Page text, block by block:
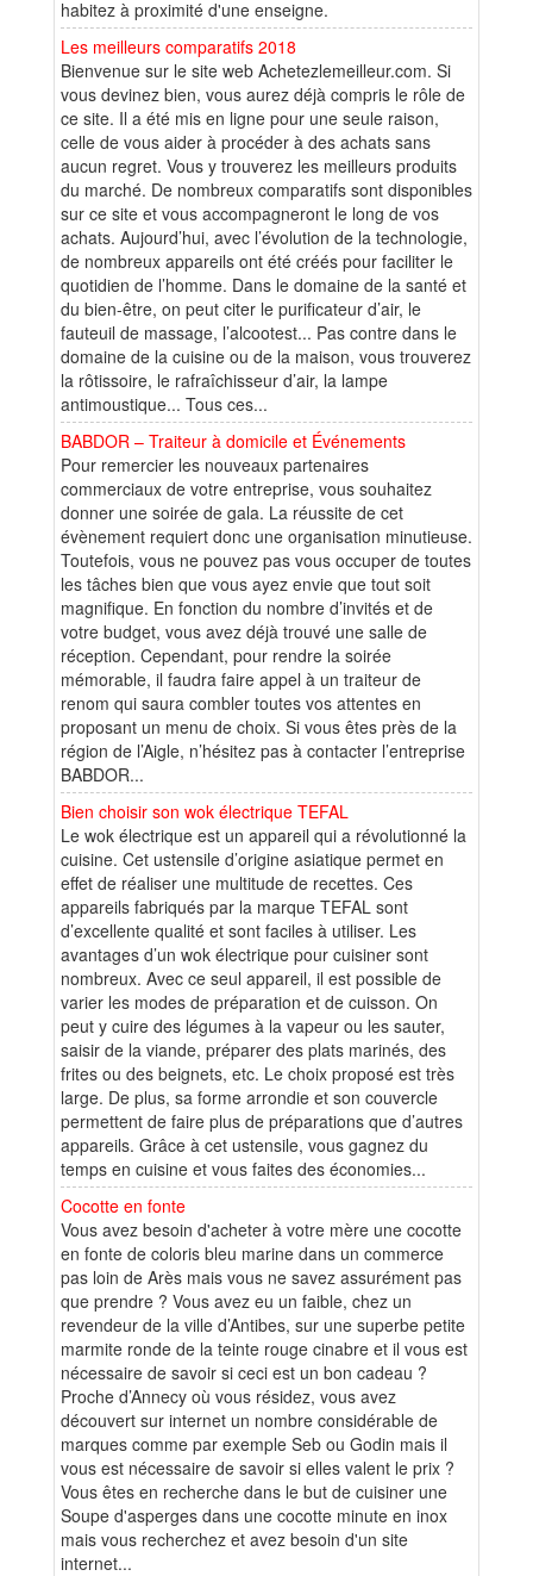
habitez à proximité d'une enseigne.
Les meilleurs comparatifs 2018
Bienvenue sur le site web Achetezlemeilleur.com. Si
vous devinez bien, vous aurez déjà compris le rôle de
ce site. Il a été mis en ligne pour une seule raison,
celle de vous aider à procéder à des achats sans
aucun regret. Vous y trouverez les meilleurs produits
du marché. De nombreux comparatifs sont disponibles
sur ce site et vous accompagneront le long de vos
achats. Aujourd’hui, avec l’évolution de la technologie,
de nombreux appareils ont été créés pour faciliter le
quotidien de l’homme. Dans le domaine de la santé et
du bien-être, on peut citer le purificateur d’air, le
fauteuil de massage, l’alcootest... Pas contre dans le
domaine de la cuisine ou de la maison, vous trouverez
la rôtissoire, le rafraîchisseur d’air, la lampe
antimoustique... Tous ces...
BABDOR – Traiteur à domicile et Événements
Pour remercier les nouveaux partenaires
commerciaux de votre entreprise, vous souhaitez
donner une soirée de gala. La réussite de cet
évènement requiert donc une organisation minutieuse.
Toutefois, vous ne pouvez pas vous occuper de toutes
les tâches bien que vous ayez envie que tout soit
magnifique. En fonction du nombre d’invités et de
votre budget, vous avez déjà trouvé une salle de
réception. Cependant, pour rendre la soirée
mémorable, il faudra faire appel à un traiteur de
renom qui saura combler toutes vos attentes en
proposant un menu de choix. Si vous êtes près de la
région de l’Aigle, n’hésitez pas à contacter l’entreprise
BABDOR...
Bien choisir son wok électrique TEFAL
Le wok électrique est un appareil qui a révolutionné la
cuisine. Cet ustensile d’origine asiatique permet en
effet de réaliser une multitude de recettes. Ces
appareils fabriqués par la marque TEFAL sont
d’excellente qualité et sont faciles à utiliser. Les
avantages d’un wok électrique pour cuisiner sont
nombreux. Avec ce seul appareil, il est possible de
varier les modes de préparation et de cuisson. On
peut y cuire des légumes à la vapeur ou les sauter,
saisir de la viande, préparer des plats marinés, des
frites ou des beignets, etc. Le choix proposé est très
large. De plus, sa forme arrondie et son couvercle
permettent de faire plus de préparations que d’autres
appareils. Grâce à cet ustensile, vous gagnez du
temps en cuisine et vous faites des économies...
Cocotte en fonte
Vous avez besoin d'acheter à votre mère une cocotte
en fonte de coloris bleu marine dans un commerce
pas loin de Arès mais vous ne savez assurément pas
que prendre ? Vous avez eu un faible, chez un
revendeur de la ville d’Antibes, sur une superbe petite
marmite ronde de la teinte rouge cinabre et il vous est
nécessaire de savoir si ceci est un bon cadeau ?
Proche d’Annecy où vous résidez, vous avez
découvert sur internet un nombre considérable de
marques comme par exemple Seb ou Godin mais il
vous est nécessaire de savoir si elles valent le prix ?
Vous êtes en recherche dans le but de cuisiner une
Soupe d'asperges dans une cocotte minute en inox
mais vous recherchez et avez besoin d'un site
internet...